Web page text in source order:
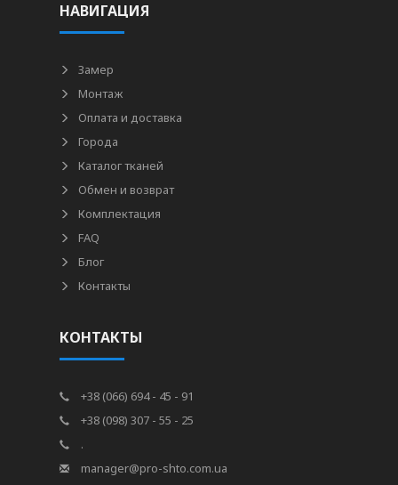
НАВИГАЦИЯ
Замер
Монтаж
Оплата и доставка
Города
Каталог тканей
Обмен и возврат
Комплектация
FAQ
Блог
Контакты
КОНТАКТЫ
+38 (066) 694 - 45 - 91
+38 (098) 307 - 55 - 25
.
manager@pro-shto.com.ua